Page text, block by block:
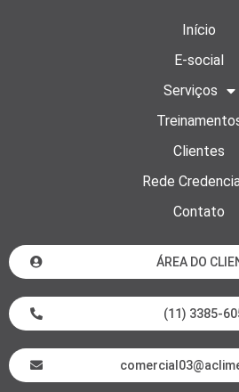
Início
E-social
Serviços
Clientes
Rede
Contato
ÁREA DO
(11) 3385-